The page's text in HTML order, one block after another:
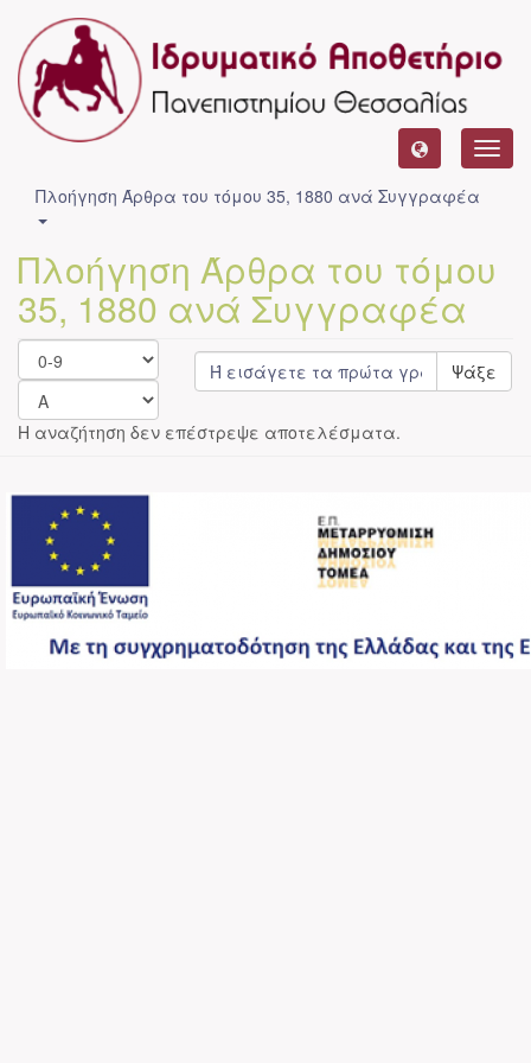
Πλοήγηση Άρθρα του τόμου 35, 1880 ανά Συγγραφέα
Πλοήγηση Άρθρα του τόμου
35, 1880 ανά Συγγραφέα
Ψάξε
Η αναζήτηση δεν επέστρεψε αποτελέσματα.